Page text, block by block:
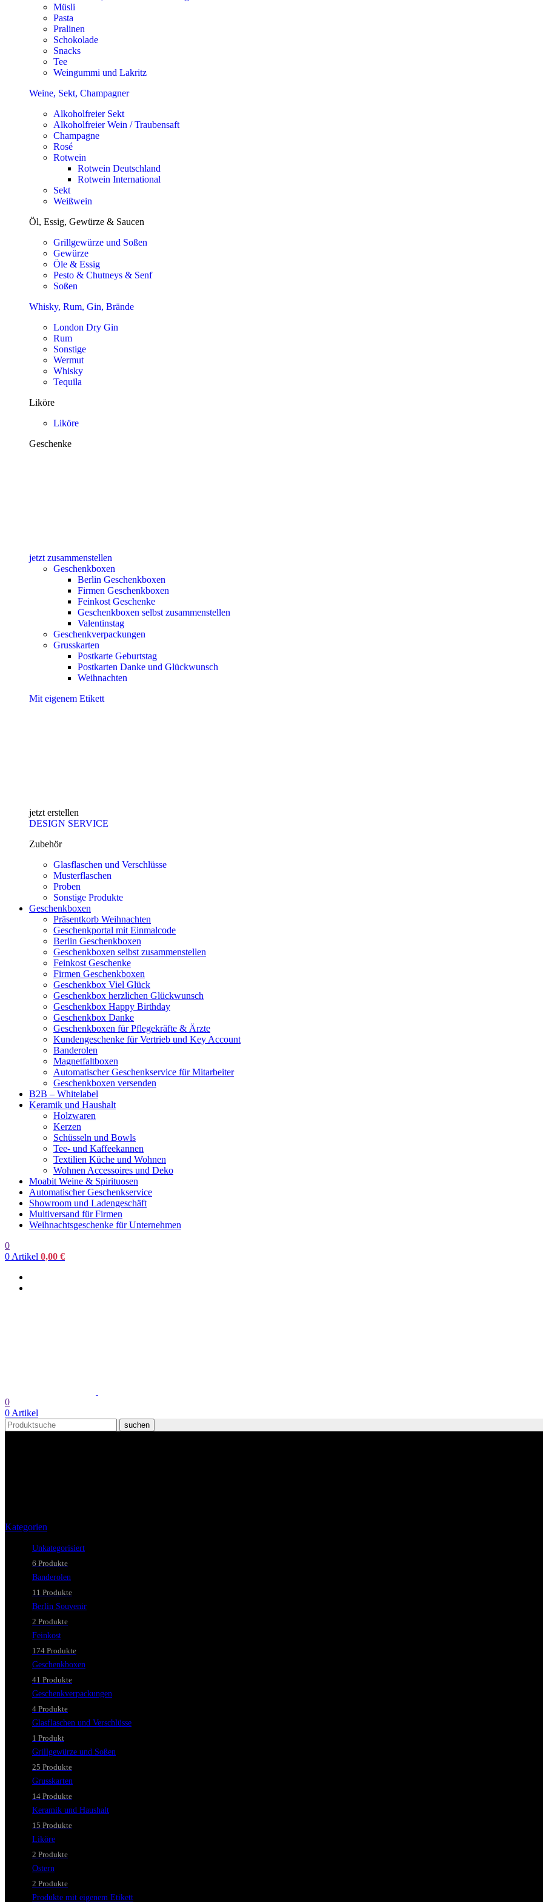
Müsli
Pasta
Pralinen
Schokolade
Snacks
Tee
Weingummi und Lakritz
Weine, Sekt, Champagner
Alkoholfreier Sekt
Alkoholfreier Wein / Traubensaft
Champagne
Rosé
Rotwein
Rotwein Deutschland
Rotwein International
Sekt
Weißwein
Öl, Essig, Gewürze & Saucen
Grillgewürze und Soßen
Gewürze
Öle & Essig
Pesto & Chutneys & Senf
Soßen
Whisky, Rum, Gin, Brände
London Dry Gin
Rum
Sonstige
Wermut
Whisky
Tequila
Liköre
Liköre
Geschenke
jetzt zusammenstellen
Geschenkboxen
Berlin Geschenkboxen
Firmen Geschenkboxen
Feinkost Geschenke
Geschenkboxen selbst zusammenstellen
Valentinstag
Geschenkverpackungen
Grusskarten
Postkarte Geburtstag
Postkarten Danke und Glückwunsch
Weihnachten
Mit eigenem Etikett
jetzt erstellen
DESIGN SERVICE
Zubehör
Glasflaschen und Verschlüsse
Musterflaschen
Proben
Sonstige Produkte
Geschenkboxen
Präsentkorb Weihnachten
Geschenkportal mit Einmalcode
Berlin Geschenkboxen
Geschenkboxen selbst zusammenstellen
Feinkost Geschenke
Firmen Geschenkboxen
Geschenkbox Viel Glück
Geschenkbox herzlichen Glückwunsch
Geschenkbox Happy Birthday
Geschenkbox Danke
Geschenkboxen für Pflegekräfte & Ärzte
Kundengeschenke für Vertrieb und Key Account
Banderolen
Magnetfaltboxen
Automatischer Geschenkservice für Mitarbeiter
Geschenkboxen versenden
B2B – Whitelabel
Keramik und Haushalt
Holzwaren
Kerzen
Schüsseln und Bowls
Tee- und Kaffeekannen
Textilien Küche und Wohnen
Wohnen Accessoires und Deko
Moabit Weine & Spirituosen
Automatischer Geschenkservice
Showroom und Ladengeschäft
Multiversand für Firmen
Weihnachtsgeschenke für Unternehmen
0
0 Artikel 0,00 €
0
0 Artikel
suchen
Kategorien
Unkategorisiert
6 Produkte
Banderolen
11 Produkte
Berlin Souvenir
2 Produkte
Feinkost
174 Produkte
Geschenkboxen
41 Produkte
Geschenkverpackungen
4 Produkte
Glasflaschen und Verschlüsse
1 Produkt
Grillgewürze und Soßen
25 Produkte
Grusskarten
14 Produkte
Keramik und Haushalt
15 Produkte
Liköre
2 Produkte
Ostern
2 Produkte
Produkte mit eigenem Etikett